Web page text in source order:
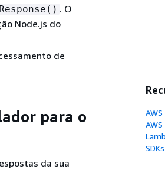
. O
Node.js do
de
para o
da sua